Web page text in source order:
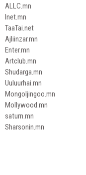
ALLC.mn
Inet.mn
TaaTai.net
Ajliinzar.mn
Enter.mn
Artclub.mn
Shudarga.mn
Uuluurhai.mn
Mongoljingoo.mn
Mollywood.mn
saturn.mn
Sharsonin.mn